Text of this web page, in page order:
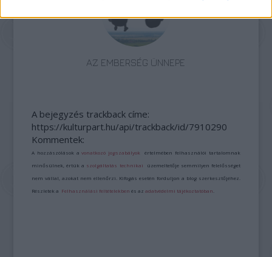
AZ EMBERSÉG ÜNNEPE
A bejegyzés trackback címe:
https://kulturpart.hu/api/trackback/id/7910290
Kommentek:
A hozzászólások avonatkozó jogszabályok értelmében felhasználói tartalomnak
minősülnek, értük a szolgáltatás technikai üzemeltetője semmilyen felelősséget
nem vállal, azokat nem ellenőrzi. Kifogás esetén forduljon a blog szerkesztőjéhez.
Részletek a Felhasználási feltételekben és azadatvédelmi tájékoztatóban